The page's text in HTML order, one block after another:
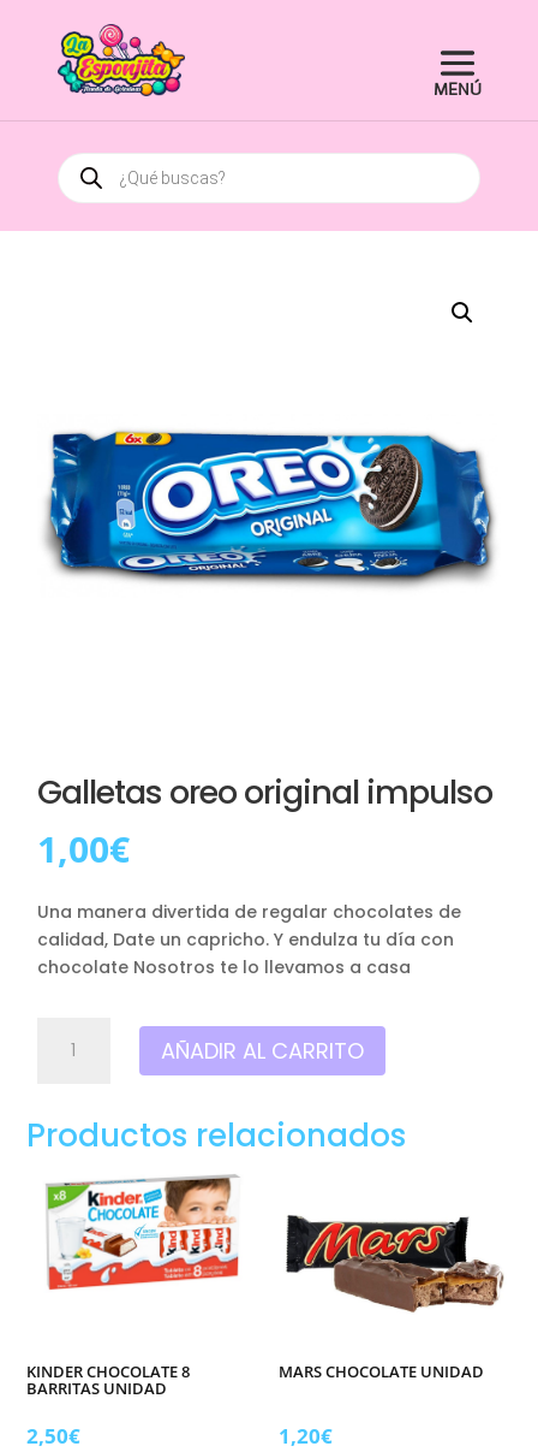
Búsqueda
de
productos
Galletas oreo original impulso
1,00€
Una manera divertida de regalar chocolates de
calidad, Date un capricho. Y endulza tu día con
chocolate Nosotros te lo llevamos a casa
cantidad
AÑADIR AL CARRITO
Productos relacionados
KINDER CHOCOLATE 8
BARRITAS UNIDAD
2,50€
MARS CHOCOLATE UNIDAD
1,20€